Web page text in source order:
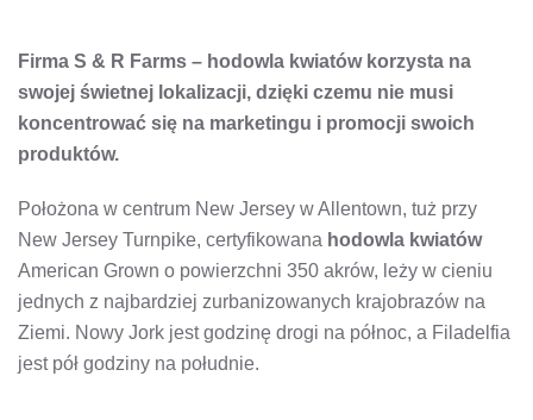
USA
NA
LOKALIZACJI
FIRMY
Firma S & R Farms – hodowla kwiatów korzysta na
swojej świetnej lokalizacji, dzięki czemu nie musi
koncentrować się na marketingu i promocji swoich
produktów.
Położona w centrum New Jersey w Allentown, tuż przy
New Jersey Turnpike, certyfikowana hodowla kwiatów
American Grown o powierzchni 350 akrów, leży w cieniu
jednych z najbardziej zurbanizowanych krajobrazów na
Ziemi. Nowy Jork jest godzinę drogi na północ, a Filadelfia
jest pół godziny na południe.